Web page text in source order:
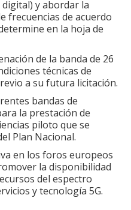
y abordar la
frecuencias de acuerdo
en la hoja de
de la banda de 26
técnicas de
a su futura licitación.
bandas de
la prestación de
piloto que se
Plan Nacional.
en los foros europeos
la disponibilidad
del espectro
y tecnología 5G.